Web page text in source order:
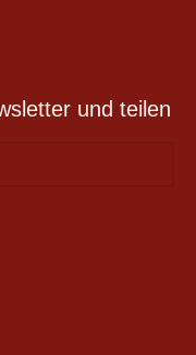
und teilen